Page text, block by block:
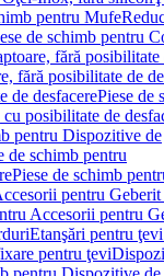
pentru Mufe
de schimb pentru
fără posibilitate
fără posibilitate de
de desfacerePiese de
posibilitate de
pentru Dispozitive de
de schimb pentru
Piese de schimb
pentru
Accesorii pentru
Etanşări pentru
pentru ţevi